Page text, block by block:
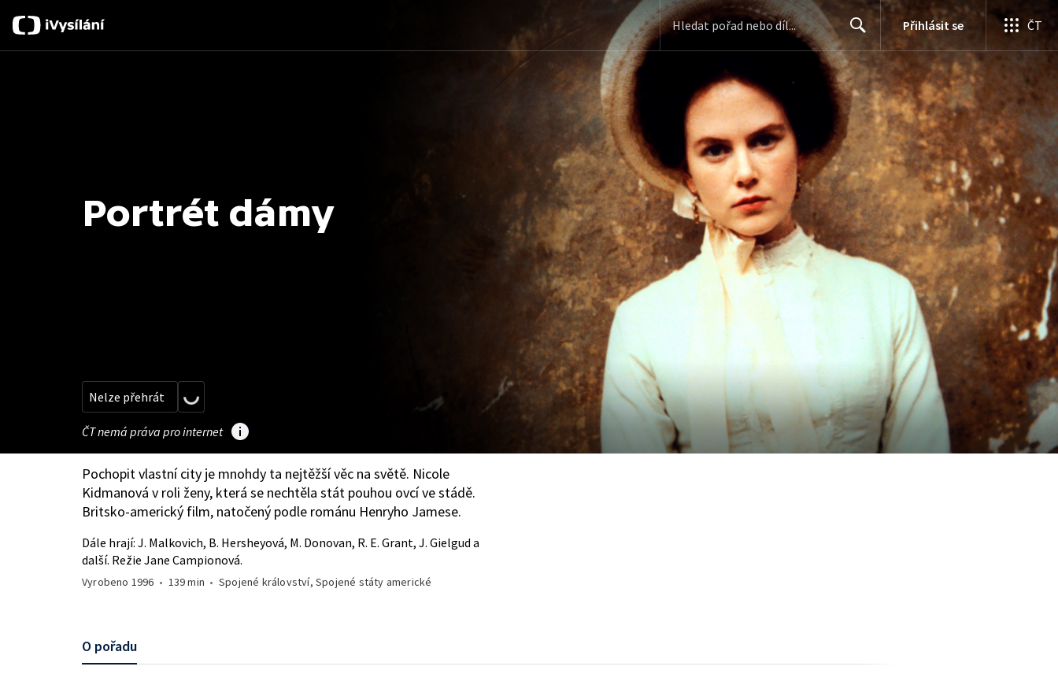
Search
Přihlásit se ČT
Portrét dámy
Nelze přehrát
ČT nemá práva pro internet
Pochopit vlastní city je mnohdy ta nejtěžší věc na světě. Nicole
Kidmanová v roli ženy, která se nechtěla stát pouhou ovcí ve stádě.
Britsko-americký film, natočený podle románu Henryho Jamese.
Dále hrají: J. Malkovich, B. Hersheyová, M. Donovan, R. E. Grant, J. Gielgud a
další. Režie Jane Campionová.
Vyrobeno 1996 • 139 min •Spojené království, Spojené státy americké
O pořadu